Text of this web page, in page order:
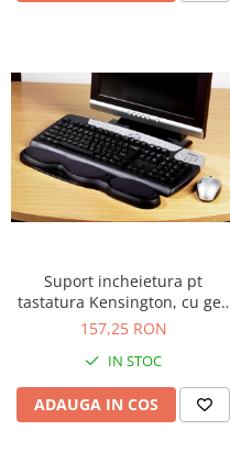
Suport incheietura pt
tastatura Kensington, cu gel,
negru
157,25 RON
IN STOC
ADAUGA IN COS